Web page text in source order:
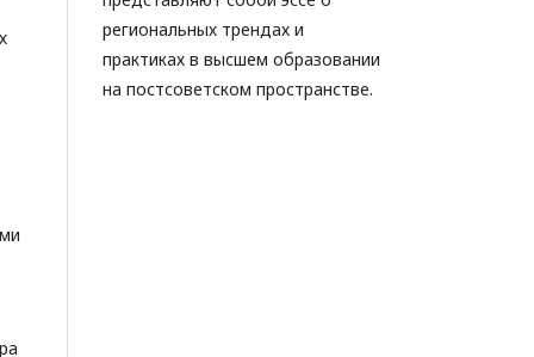
региональных трендах и
практиках в высшем образовании
на постсоветском пространстве.